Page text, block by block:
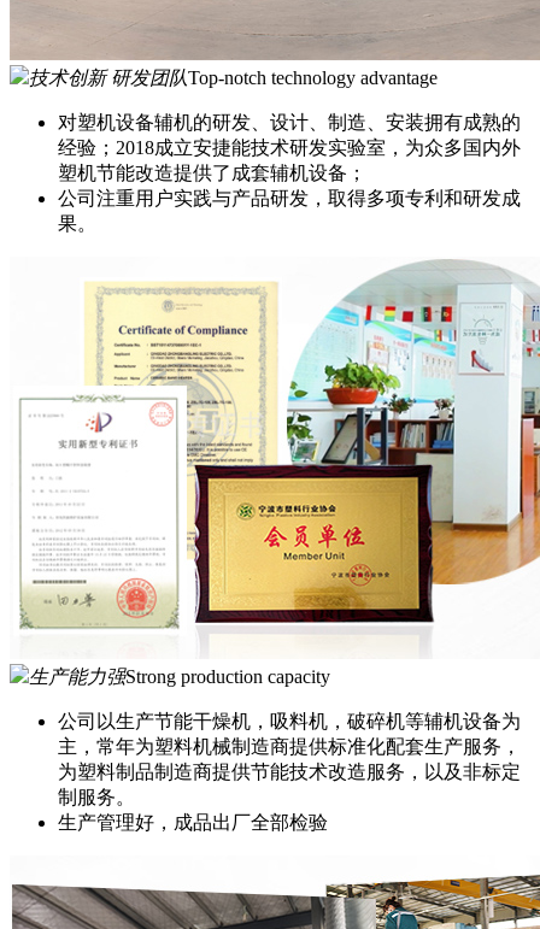
技术创新 研发团队Top-notch technology advantage
对塑机设备辅机的研发、设计、制造、安装拥有成熟的
经验；2018成立安捷能技术研发实验室，为众多国内外
塑机节能改造提供了成套辅机设备；
公司注重用户实践与产品研发，取得多项专利和研发成
果。
生产能力强Strong production capacity
公司以生产节能干燥机，吸料机，破碎机等辅机设备为
主，常年为塑料机械制造商提供标准化配套生产服务，
为塑料制品制造商提供节能技术改造服务，以及非标定
制服务。
生产管理好，成品出厂全部检验